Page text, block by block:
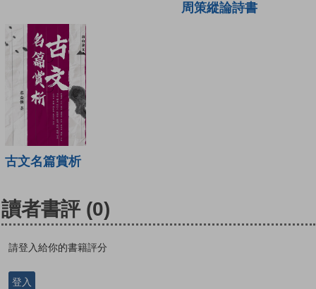
周策縱論詩書
古文名篇賞析
讀者書評 (0)
請登入給你的書籍評分
登入